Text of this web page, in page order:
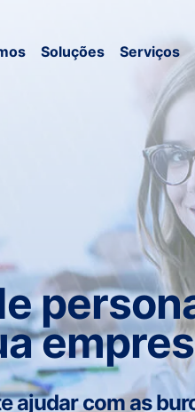
Soluções Serviços
ajudar com as